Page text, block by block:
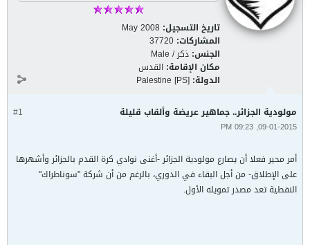
تاريخ التسجيل: May 2008
المشاركات: 37720
الجنس: ذكر / Male
مكان الإقامة: القدس
الدولة: Palestine [PS]
#1 مولودية الجزائر.. جماهير عريضة وألقاب قليلة
09-01-2015, 09:23 PM
أمر محير فعلا أن يصارع مولودية الجزائر -أغنى نوادي كرة القدم بالجزائر وأشهرها
على الإطلاق- من أجل البقاء في الدوري، بالرغم من أن شركة "سوناطراك"
النفطية تعد مصدر تمويله الأول.